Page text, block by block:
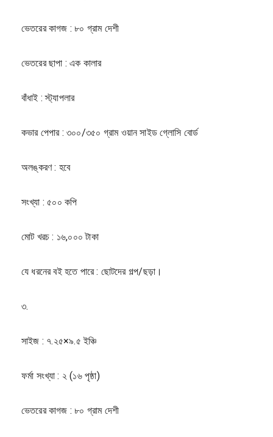
ভেতরের কাগজ : ৮০ গ্রাম দেশী
ভেতরের ছাপা : এক কালার
বাঁধাই : স্ট্যাপলার
কভার পেপার : ৩০০/৩৫০ গ্রাম ওয়ান সাইড গ্লোসি বোর্ড
অলঙ্করণ : হবে
সংখ্যা : ৫০০ কপি
মোট খরচ : ১৬,০০০ টাকা
যে ধরনের বই হতে পারে : ছোটদের গল্প/ছড়া।
৩.
সাইজ : ৭.২৫×৯.৫ ইঞ্চি
ফর্মা সংখ্যা : ২ (১৬ পৃষ্ঠা)
ভেতরের কাগজ : ৮০ গ্রাম দেশী